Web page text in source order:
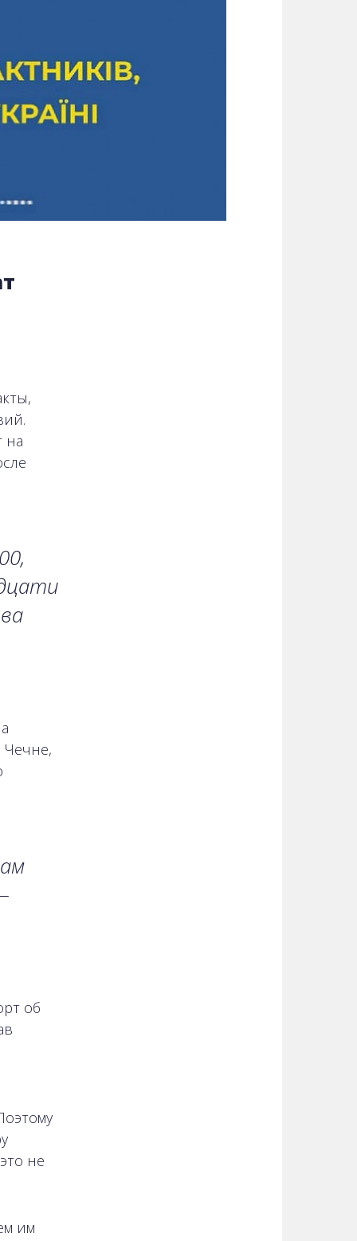
на
Чечне,
об
не
им